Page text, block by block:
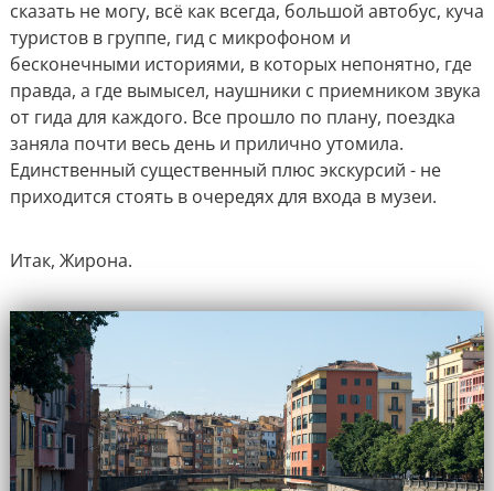
сказать не могу, всё как всегда, большой автобус, куча
туристов в группе, гид с микрофоном и
бесконечными историями, в которых непонятно, где
правда, а где вымысел, наушники с приемником звука
от гида для каждого. Все прошло по плану, поездка
заняла почти весь день и прилично утомила.
Единственный существенный плюс экскурсий - не
приходится стоять в очередях для входа в музеи.
Итак, Жирона.